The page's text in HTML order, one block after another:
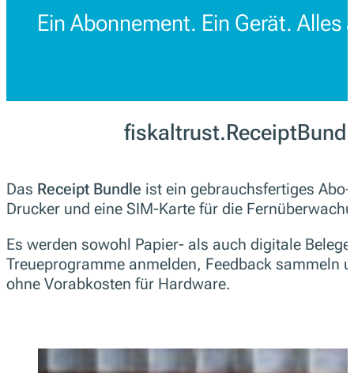
Ein Abonnement. Ein Gerät. Alles
Das Receipt Bundle ist ein gebrauchsfertiges
Drucker und eine SIM-Karte für die
Es werden sowohl Papier- als auch digitale
Treueprogramme anmelden, Feedback sammeln
ohne Vorabkosten für Hardware.